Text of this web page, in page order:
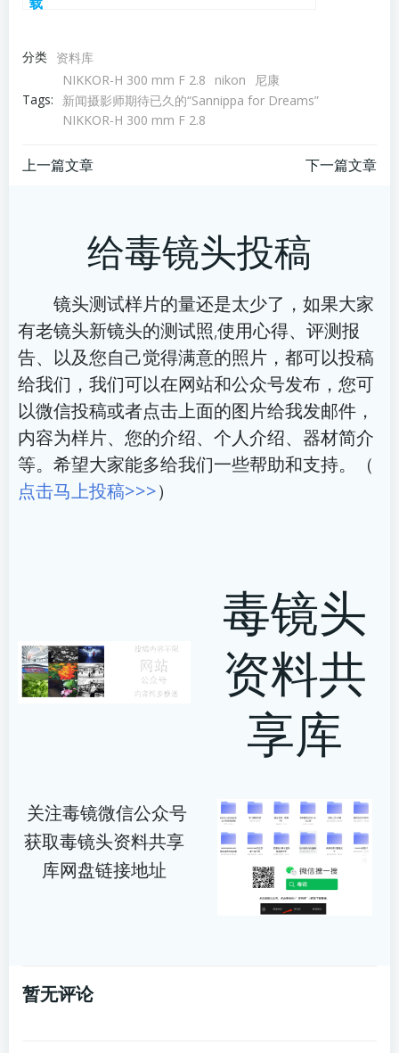
分类 资料库
Tags:
NIKKOR-H 300 mm F 2.8 nikon
尼康
新闻摄影师期待已久的“Sannippa for Dreams”
NIKKOR-H 300 mm F 2.8
文
航
上一篇文章
导
航
下一篇文章
给毒镜头投稿
镜头测试样片的量还是太少了，如果大家
有老镜头新镜头的测试照,使用心得、评测报
告、以及您自己觉得满意的照片，都可以投稿
给我们，我们可以在网站和公众号发布，您可
以微信投稿或者点击上面的图片给我发邮件，
内容为样片、您的介绍、个人介绍、器材简介
等。希望大家能多给我们一些帮助和支持。（
点击马上投稿>>>）
毒镜头
资料共
享库
关注毒镜微信公众号
获取毒镜头资料共享
库网盘链接地址
暂无评论